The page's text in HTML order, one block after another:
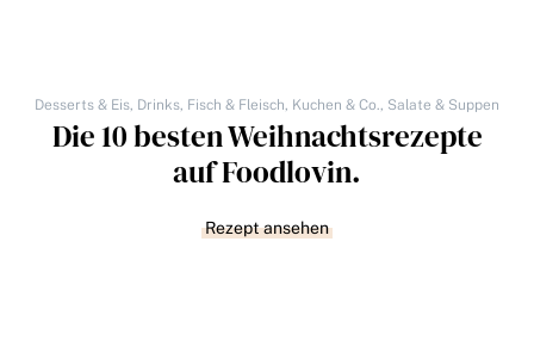
Desserts & Eis, Drinks, Fisch & Fleisch, Kuchen & Co., Salate & Suppen
Die 10 besten Weihnachtsrezepte
auf Foodlovin.
Rezept ansehen